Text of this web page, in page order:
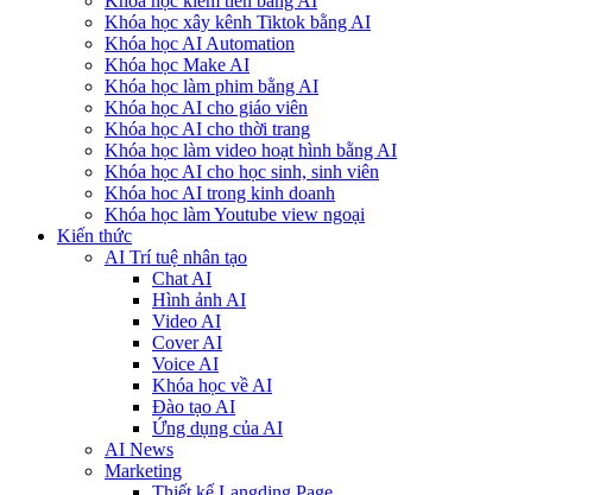
Khóa học xây kênh Tiktok bằng AI
Khóa học AI Automation
Khóa học Make AI
Khóa học làm phim bằng AI
Khóa học AI cho giáo viên
Khóa học AI cho thời trang
Khóa học làm video hoạt hình bằng AI
Khóa học AI cho học sinh, sinh viên
Khóa hoc AI trong kinh doanh
Khóa học làm Youtube view ngoại
Kiến thức
AI Trí tuệ nhân tạo
Chat AI
Hình ảnh AI
Video AI
Cover AI
Voice AI
Khóa học về AI
Đào tạo AI
Ứng dụng của AI
AI News
Marketing